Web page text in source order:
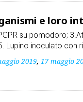
e loro
su pomodoro;
Lupino inoculato con
2019, 17 maggio